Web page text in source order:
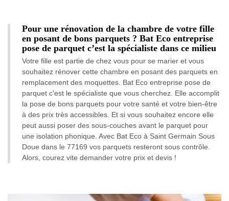
Pour une rénovation de la chambre de votre fille
en posant de bons parquets ? Bat Eco entreprise
pose de parquet c’est la spécialiste dans ce milieu
Votre fille est partie de chez vous pour se marier et vous
souhaitez rénover cette chambre en posant des parquets en
remplacement des moquettes. Bat Eco entreprise pose de
parquet c'est le spécialiste que vous cherchez. Elle accomplit
la pose de bons parquets pour votre santé et votre bien-être
à des prix très accessibles. Et si vous souhaitez encore elle
peut aussi poser des sous-couches avant le parquet pour
une isolation phonique. Avec Bat Eco à Saint Germain Sous
Doue dans le 77169 vos parquets resteront sous contrôle.
Alors, courez vite demander votre prix et devis !